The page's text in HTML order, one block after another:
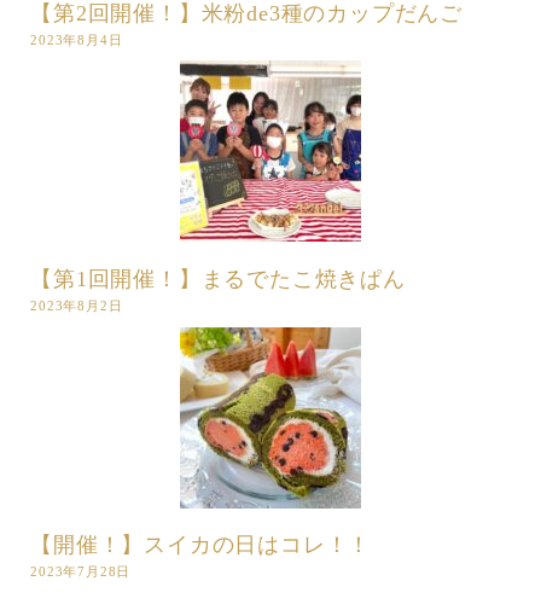
【第2回開催！】米粉de3種のカップだんご
2023年8月4日
【第1回開催！】まるでたこ焼きぱん
2023年8月2日
【開催！】スイカの日はコレ！！
2023年7月28日